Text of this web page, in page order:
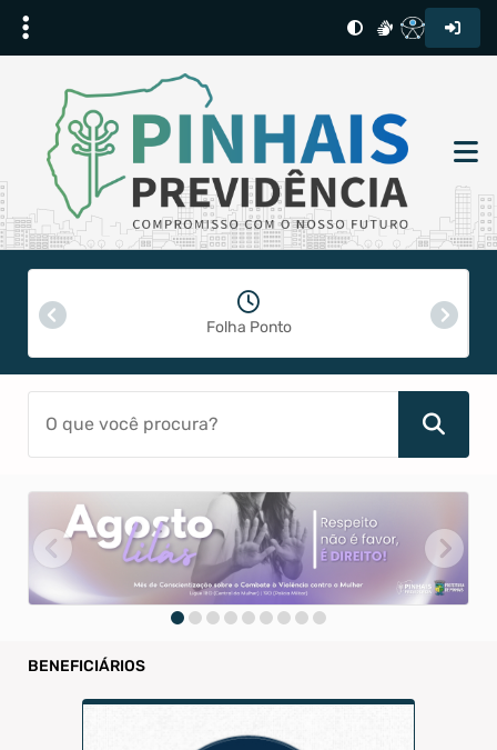
Folha Ponto
BENEFICIÁRIOS